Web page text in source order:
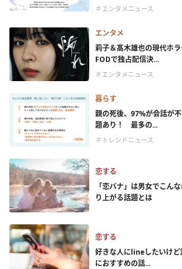
＃エンタメニュース
エンタメ
莉子＆髙木雄也の現代ホ
FODで独占配信決...
＃エンタメニュース
暮らす
親の死後、97%が会話が
題あり！ 最多の...
＃トレンドニュース
恋する
「恋バナ」は男女でこん
り上がる話題とは
恋する
好きな人にlineしたいけ
におすすめの話...